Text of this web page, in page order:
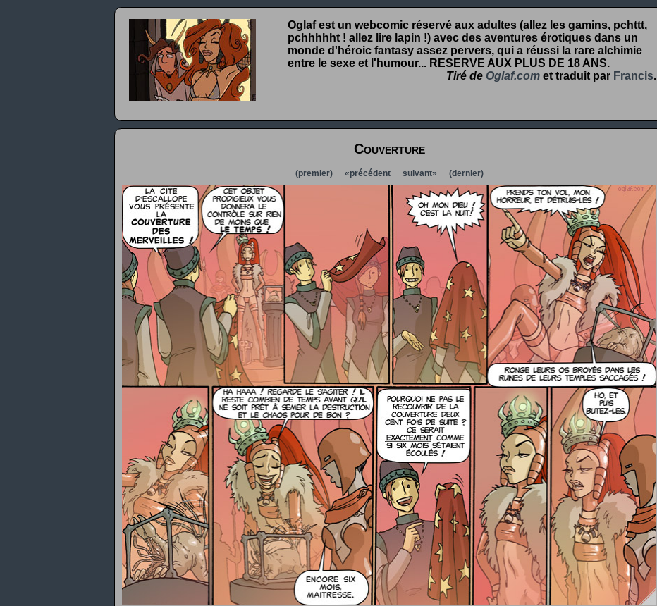
Oglaf est un webcomic réservé aux adultes (allez les gamins, pchttt,
pchhhhht ! allez lire lapin !) avec des aventures érotiques dans un
monde d'héroic fantasy assez pervers, qui a réussi la rare alchimie
entre le sexe et l'humour... RESERVE AUX PLUS DE 18 ANS.
Tiré de Oglaf.com et traduit par Francis.
Couverture
(premier) «précédent suivant» (dernier)